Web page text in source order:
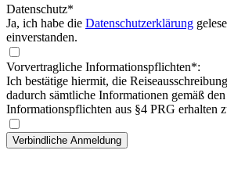
Datenschutz*
Ja, ich habe die Datenschutzerklärung
einverstanden.
Vorvertragliche Informationspflichten*:
Ich bestätige hiermit, die
dadurch sämtliche Informationen gemäß
Informationspflichten aus §4 PRG erhalten